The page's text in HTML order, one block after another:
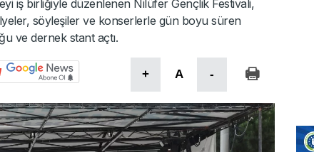
iş birliğiyle düzenlenen Nilüfer Gençlik Festivali,
söyleşiler ve konserlerle gün boyu süren
ve dernek stant açtı.
+ A -